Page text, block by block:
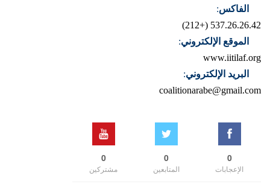
الفاكس:
537.26.26.42 (+212)
الموقع الإلكتروني:
www.iitilaf.org
البريد الإلكتروني:
coalitionarabe@gmail.com
0
الإعجابات
0
المتابعين
0
مشتركين